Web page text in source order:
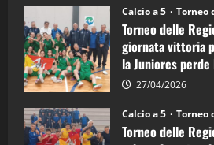
Torneo
delle
Regioni
di
calcio
a
5:
la
Juniores
è
vicecampione
d’Italia
Calcio a 5 Torneo
Torneo delle
giornata vittoria
la Juniores perde
27/04/2026
Calcio a 5 Torneo
Torneo delle